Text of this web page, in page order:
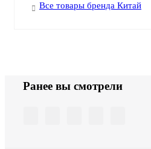
Все товары бренда Китай
Ранее вы смотрели